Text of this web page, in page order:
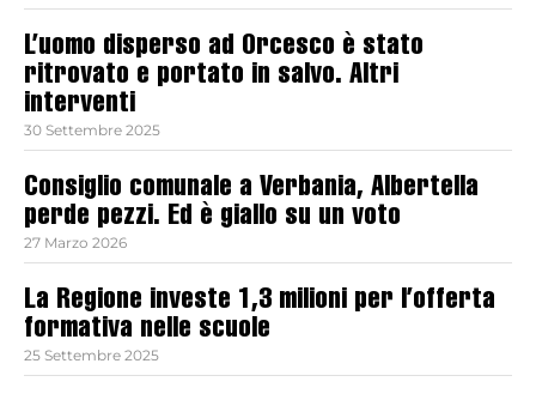
L’uomo disperso ad Orcesco è stato
ritrovato e portato in salvo. Altri
interventi
30 Settembre 2025
Consiglio comunale a Verbania, Albertella
perde pezzi. Ed è giallo su un voto
27 Marzo 2026
La Regione investe 1,3 milioni per l’offerta
formativa nelle scuole
25 Settembre 2025